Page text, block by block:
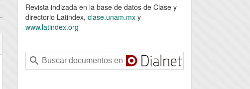
Revista indizada en la base de datos de Clase y
directorio Latindex, clase.unam.mx y
www.latindex.org